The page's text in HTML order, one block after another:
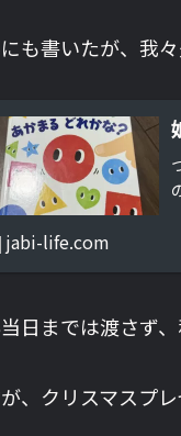
も書いたが、我
jabi-life.com
日までは渡さず
、クリスマスプ